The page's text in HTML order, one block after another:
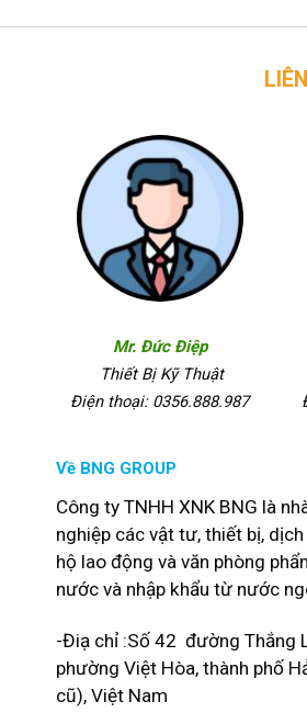
LIÊN HỆ NHÂN
Mr. Đức Điệp
Thiết Bị Kỹ Thuật
Điện thoại: 0356.888.987
Về BNG GROUP
Công ty TNHH XNK BNG là
nghiệp các vật tư, thiết bị,
hộ lao động và văn phòng
nước và nhập khẩu từ nước
-Điạ chỉ :Số 42 đường Thắng
phường Việt Hòa, thành phố
cũ), Việt Nam